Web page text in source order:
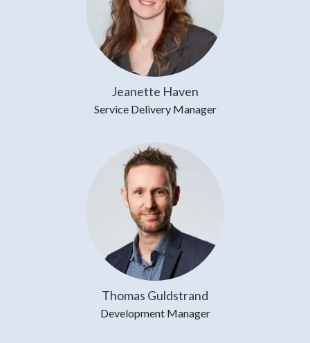
Jeanette Haven
Service Delivery Manager
Thomas Guldstrand
Development Manager